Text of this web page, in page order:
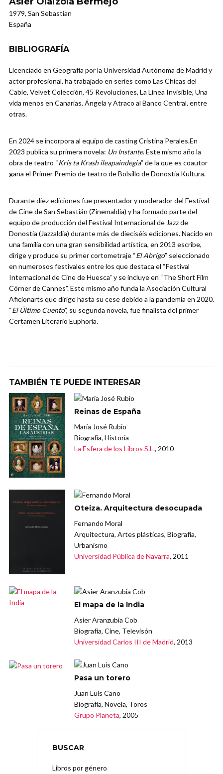
1979, San Sebastian
España
BIBLIOGRAFÍA
Licenciado en Geografía por la Universidad Autónoma de Madrid y
actor profesional, ha trabajado en series como Las Chicas del
Cable, Velvet Colección, 45 Revoluciones, La Línea Invisible, Una
vida menos en Canarias, Ángela y Atraco al Banco Central, entre
otras.
En 2024 se incorpora al equipo de casting Cristina Perales.En
2023 publica su primera novela: Un Instante. Este mismo año la
obra de teatro “Kris ta Krash ileapaindegia” de la que es coautor
gana el Primer Premio de teatro de Bolsillo de Donostia Kultura.
Durante diez ediciones fue presentador y moderador del Festival
de Cine de San Sebastián (Zinemaldia) y ha formado parte del
equipo de producción del Festival Internacional de Jazz de
Donostia (Jazzaldia) durante más de dieciséis ediciones. Nacido en
una familia con una gran sensibilidad artística, en 2013 escribe,
dirige y produce su primer cortometraje “El Abrigo” seleccionado
en numerosos festivales entre los que destaca el “Festival
Internacional de Cine de Huesca” y se incluye en “The Short Film
Córner de Cannes”. Este mismo año funda la Asociación Cultural
Aficionarts que dirige hasta su cese debido a la pandemia en 2020.
“El Último Cuento”, su segunda novela, fue finalista del primer
Certamen Literario Euphoria.
TAMBIÉN TE PUEDE INTERESAR
Reinas de España
María José Rubio
Biografía, Historia
La Esfera de los Libros S.L., 2010
Oteiza. Arquitectura desocupada
Fernando Moral
Arquitectura, Artes plásticas, Biografía,
Urbanismo
Universidad Pública de Navarra, 2011
El mapa de la India
Asier Aranzubia Cob
Biografía, Cine, Televisón
Universidad Carlos III de Madrid, 2013
Pasa un torero
Juan Luis Cano
Biografía, Novela, Toros
Grupo Planeta, 2005
BUSCAR
Libros por género